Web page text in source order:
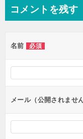
シ
ョ
コメントを残す
名前 必須
メール（公開されませ